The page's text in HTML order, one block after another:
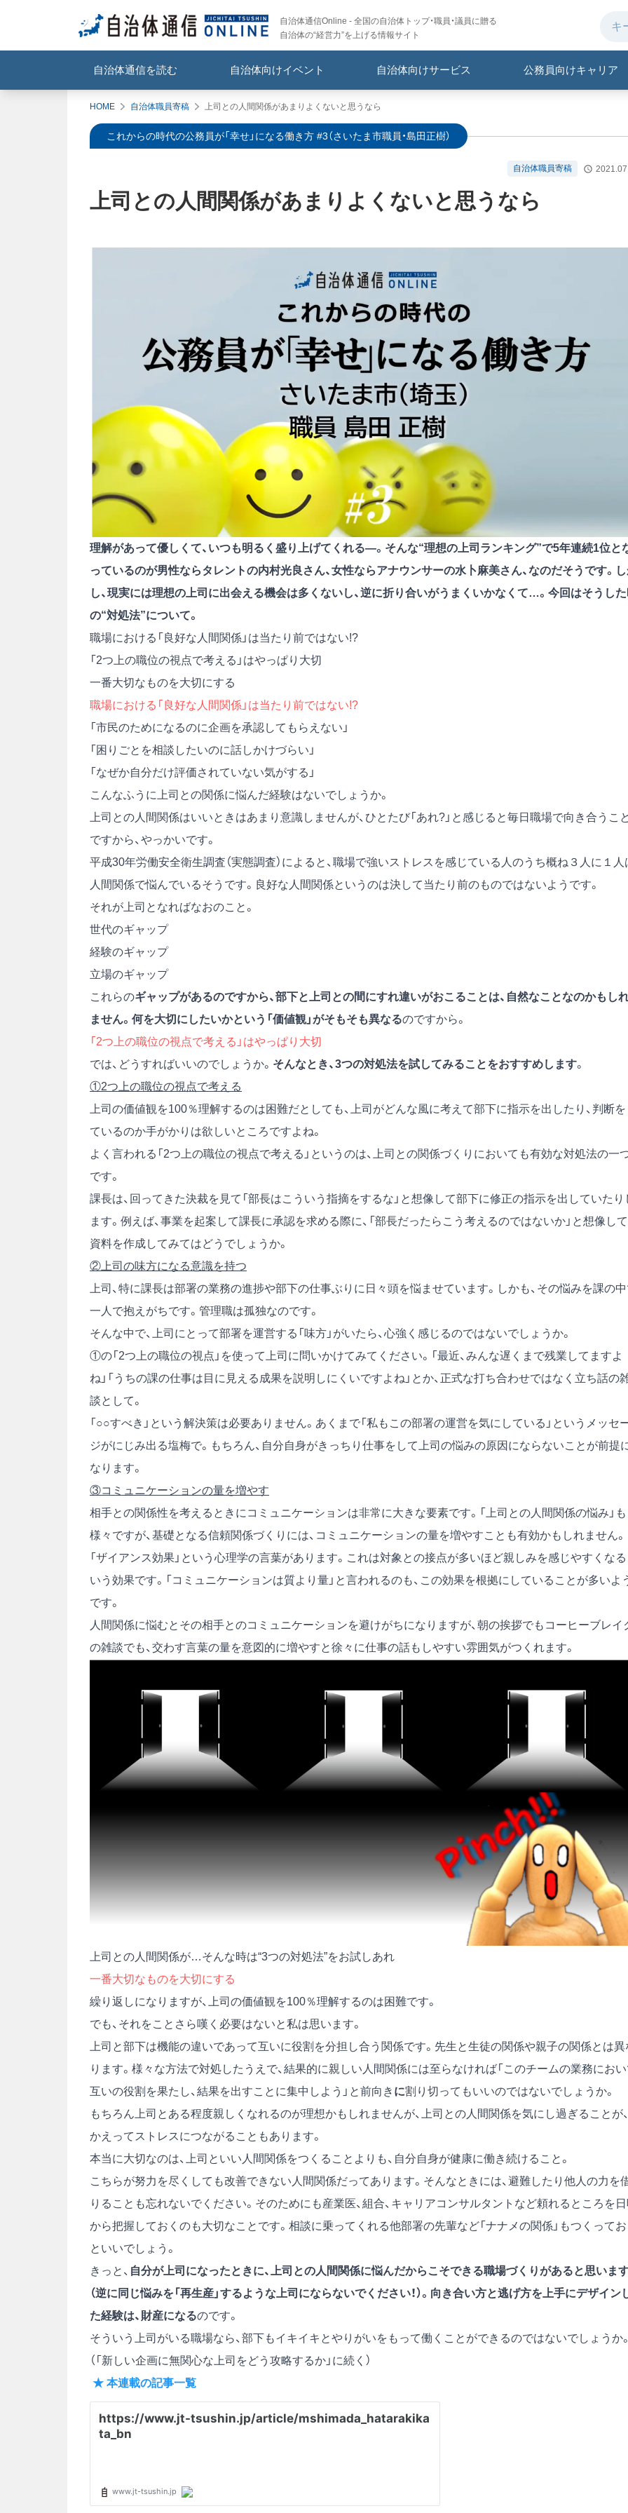
自治体通信Online - 全国の自治体トップ・職員・議員に贈る
自治体の“経営力”を上げる情報サイト
自治体通信を読む 自治体向けイベント 自治体向けサービス 公務員向けキャリア
HOME 自治体職員寄稿 上司との人間関係があまりよくないと思うなら
これからの時代の公務員が「幸せ」になる働き方 #3（さいたま市職員・島田正樹）
自治体職員寄稿
上司との人間関係があまりよくないと思うなら
理解があって優しくて、いつも明るく盛り上げてくれる―。そんな“理想の上司ランキング”で5年連続1位と
っているのが男性ならタレントの内村光良さん、女性ならアナウンサーの水卜麻美さん、なのだそうです。
し、現実には理想の上司に出会える機会は多くないし、逆に折り合いがうまくいかなくて…。今回はそうし
の“対処法”について。
職場における「良好な人間関係」は当たり前ではない!?
「2つ上の職位の視点で考える」はやっぱり大切
一番大切なものを大切にする
職場における「良好な人間関係」は当たり前ではない!?
「市民のためになるのに企画を承認してもらえない」
「困りごとを相談したいのに話しかけづらい」
「なぜか自分だけ評価されていない気がする」
こんなふうに上司との関係に悩んだ経験はないでしょうか。
上司との人間関係はいいときはあまり意識しませんが、ひとたび「あれ?」と感じると毎日職場で向き合うこ
ですから、やっかいです。
平成30年労働安全衛生調査（実態調査）によると、職場で強いストレスを感じている人のうち概ね３人に１人
人間関係で悩んでいるそうです。良好な人間関係というのは決して当たり前のものではないようです。
それが上司となればなおのこと。
世代のギャップ
経験のギャップ
立場のギャップ
これらのギャップがあるのですから、部下と上司との間にすれ違いがおこることは、自然なことなのかもし
ません。何を大切にしたいかという「価値観」がそもそも異なるのですから。
「2つ上の職位の視点で考える」はやっぱり大切
では、どうすればいいのでしょうか。 そんなとき、 3つの対処法を試してみることをおすすめします。
①2つ上の職位の視点で考える
上司の価値観を100％理解するのは困難だとしても、上司がどんな風に考えて部下に指示を出したり、判断
ているのか手がかりは欲しいところですよね。
よく言われる「2つ上の職位の視点で考える」というのは、上司との関係づくりにおいても有効な対処法の一
です。
課長は、回ってきた決裁を見て「部長はこういう指摘をするな」と想像して部下に修正の指示を出していたり
ます。例えば、事業を起案して課長に承認を求める際に、「部長だったらこう考えるのではないか」と想像して
資料を作成してみてはどうでしょうか。
②上司の味方になる意識を持つ
上司、特に課長は部署の業務の進捗や部下の仕事ぶりに日々頭を悩ませています。しかも、その悩みを課の
一人で抱えがちです。管理職は孤独なのです。
そんな中で、上司にとって部署を運営する「味方」がいたら、心強く感じるのではないでしょうか。
①の「2つ上の職位の視点」を使って上司に問いかけてみてください。「最近、みんな遅くまで残業してますよ
ね」「うちの課の仕事は目に見える成果を説明しにくいですよね」とか、正式な打ち合わせではなく立ち話の
談として。
「○○すべき」という解決策は必要ありません。あくまで「私もこの部署の運営を気にしている」というメッセ
ジがにじみ出る塩梅で。もちろん、自分自身がきっちり仕事をして上司の悩みの原因にならないことが前提
なります。
③コミュニケーションの量を増やす
相手との関係性を考えるときにコミュニケーションは非常に大きな要素です。「上司との人間関係の悩み」も
様々ですが、基礎となる信頼関係づくりには、コミュニケーションの量を増やすことも有効かもしれません。
「ザイアンス効果」という心理学の言葉があります。これは対象との接点が多いほど親しみを感じやすくな
いう効果です。「コミュニケーションは質より量」と言われるのも、この効果を根拠にしていることが多いよ
です。
人間関係に悩むとその相手とのコミュニケーションを避けがちになりますが、朝の挨拶でもコーヒーブレイ
の雑談でも、交わす言葉の量を意図的に増やすと徐々に仕事の話もしやすい雰囲気がつくれます。
上司との人間関係が…そんな時は“3つの対処法”をお試しあれ
一番大切なものを大切にする
繰り返しになりますが、上司の価値観を100％理解するのは困難です。
でも、それをことさら嘆く必要はないと私は思います。
上司と部下は機能の違いであって互いに役割を分担し合う関係です。先生と生徒の関係や親子の関係とは異
ります。様々な方法で対処したうえで、結果的に親しい人間関係には至らなければ「このチームの業務にお
互いの役割を果たし、結果を出すことに集中しよう」と前向き に割り切ってもいいのではないでしょうか。
もちろん上司とある程度親しくなれるのが理想かもしれませんが、上司との人間関係を気にし過ぎることが
かえってストレスにつながることもあります。
本当に大切なのは、上司といい人間関係をつくることよりも、自分自身が健康に働き続けること。
こちらが努力を尽くしても改善できない人間関係だってあります。そんなときには、避難したり他人の力を
りることも忘れないでください。そのためにも産業医、組合、キャリアコンサルタントなど頼れるところを
から把握しておくのも大切なことです。相談に乗ってくれる他部署の先輩など「ナナメの関係」もつくって
といいでしょう。
きっと、 自分が上司になったときに、上司との人間関係に悩んだからこそできる職場づくりがあると思いま
（逆に同じ悩みを「再生産」するような上司にならないでください！）。向き合い方と逃げ方を上手にデザイン
た経験は、財産になるのです。
そういう上司がいる職場なら、部下もイキイキとやりがいをもって働くことができるのではないでしょうか
（「新しい企画に無関心な上司をどう攻略するか」に続く）
★ 本連載の記事一覧